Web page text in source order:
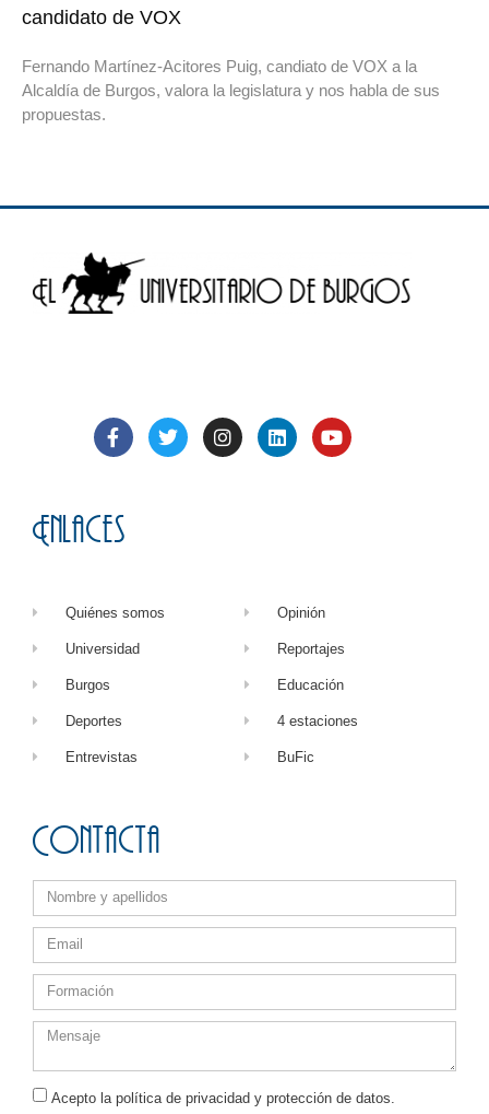
candidato de VOX
Fernando Martínez-Acitores Puig, candiato de VOX a la
Alcaldía de Burgos, valora la legislatura y nos habla de sus
propuestas.
Enlaces
Quiénes somos
Universidad
Burgos
Deportes
Entrevistas
Opinión
Reportajes
Educación
4 estaciones
BuFic
Contacta
Acepto la política de privacidad y protección de datos.